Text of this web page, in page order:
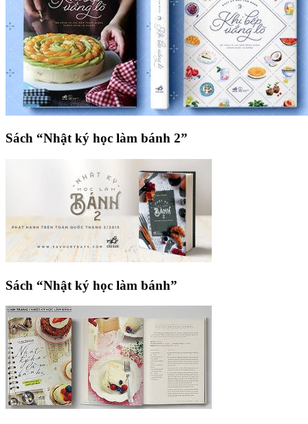
Sách “Nhật ký học làm bánh 2”
Sách “Nhật ký học làm bánh”